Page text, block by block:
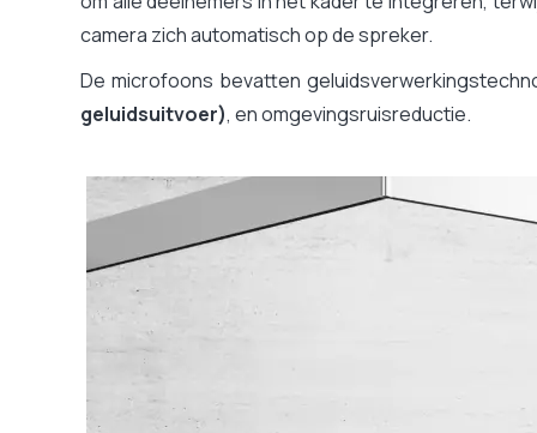
Installatie
Gecertificeerd voor
Scherm inbegrepen
camera zich automatisch op de spreker.
De microfoons bevatten
geluidsuitvoer), en omgevingsruisreductie.